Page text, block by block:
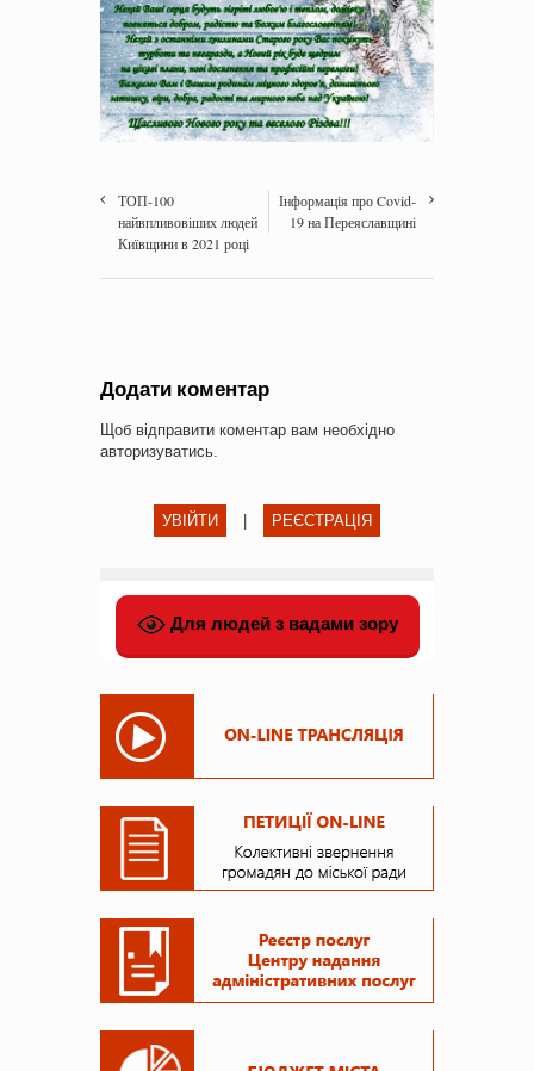
ТОП-100
найвпливовіших людей
Київщини в 2021 році
Інформація про Covid-
19 на Переяславщині
Додати коментар
Щоб відправити коментар вам необхідно
авторизуватись
УВІЙТИ | РЕЄСТРАЦІЯ
Для людей з вадами зору